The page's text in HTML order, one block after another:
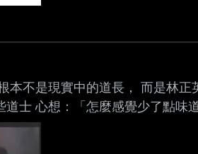
不是現實中的道長， 而是林正
士 心想：「怎麼感覺少了點味
多人對「道士」的想像， 從小
from JPTT on my OPPO